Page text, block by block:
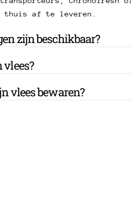
af te leveren.
zijn beschikbaar?
vlees bewaren?